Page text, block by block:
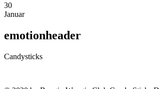
30
Januar
emotionheader
Candysticks